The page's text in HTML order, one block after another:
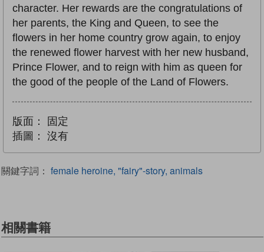
character. Her rewards are the congratulations of
her parents, the King and Queen, to see the
flowers in her home country grow again, to enjoy
the renewed flower harvest with her new husband,
Prince Flower, and to reign with him as queen for
the good of the people of the Land of Flowers.
版面：
固定
插圖：
沒有
關鍵字詞： female heroine, "fairy"-story, animals
相關書籍